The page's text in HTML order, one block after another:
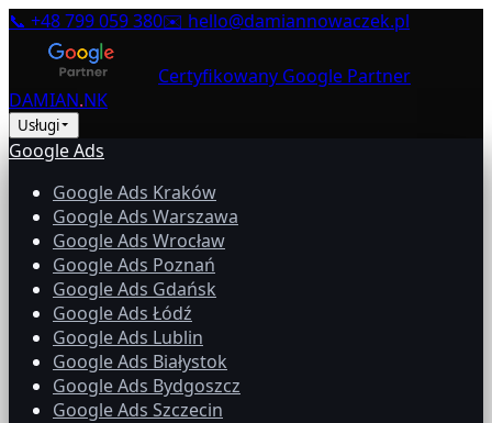
📞 +48 799 059 380✉️ hello@damiannowaczek.pl
Certyfikowany Google Partner
DAMIAN.NK
Usługi
Google Ads
Google Ads Kraków
Google Ads Warszawa
Google Ads Wrocław
Google Ads Poznań
Google Ads Gdańsk
Google Ads Łódź
Google Ads Lublin
Google Ads Białystok
Google Ads Bydgoszcz
Google Ads Szczecin